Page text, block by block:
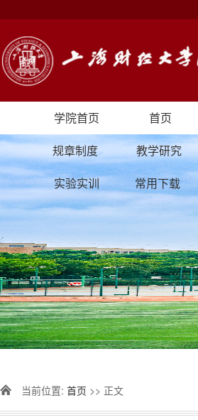
学院首页 首页
规章制度
教学研究
实验实训
常用下载
当前位置: 首页 >> 正文